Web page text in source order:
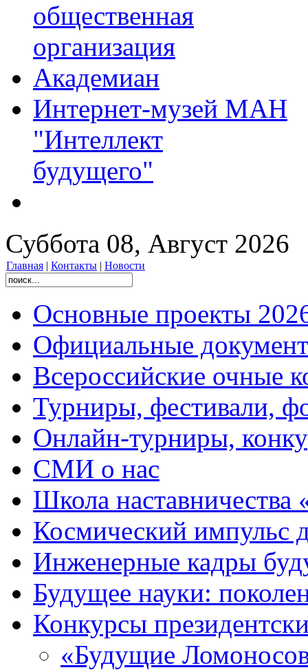
общественная
организация
Академиан
Интернет-музей МАН
"Интеллект
будущего"
Суббота 08, Август 2026
Главная | Контакты | Новости
Основные проекты
Официальные
Всероссийские очные
Турниры, фестивали,
Онлайн-турниры,
СМИ о нас
Школа
Космический импульс
Инженерные кадры
Будущее науки:
Конкурсы
«Будущие